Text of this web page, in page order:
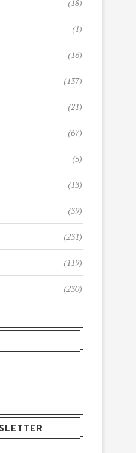
(18)
(1)
(16)
(137)
(21)
(67)
(5)
(13)
(39)
(231)
(119)
(230)